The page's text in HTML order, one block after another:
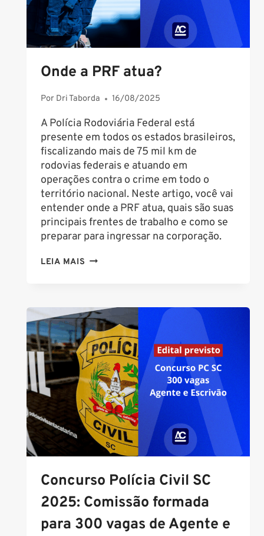
Onde a PRF atua?
Por Dri Taborda 16/08/2025
A Polícia Rodoviária Federal está
presente em todos os estados brasileiros,
fiscalizando mais de 75 mil km de
rodovias federais e atuando em
operações contra o crime em todo o
território nacional. Neste artigo, você vai
entender onde a PRF atua, quais são suas
principais frentes de trabalho e como se
preparar para ingressar na corporação.
LEIA MAIS ONDE
Concurso Polícia Civil SC
2025: Comissão formada
para 300 vagas de Agente e